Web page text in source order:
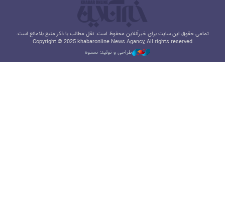
تمامی حقوق این سایت برای خبرآنلاین محفوظ است. نقل مطالب با ذکر منبع بلامانع است.
Copyright © 2025 khabaronline News Agancy, All rights reserved
طراحی و تولید: نستوه